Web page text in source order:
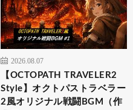
2026.08.07
【OCTOPATH TRAVELER2
Style】オクトパストラベラー
2風オリジナル戦闘BGM（作